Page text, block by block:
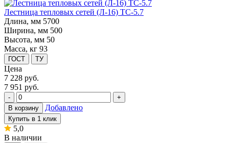
Лестница тепловых сетей (Л-16) ТС-5.7
Длина, мм 5700
Ширина, мм 500
Высота, мм 50
Масса, кг 93
ГОСТ ТУ
Цена
7 228 руб.
7 951 руб.
-
+
В корзину
Добавлено
Купить в 1 клик
5,0
В наличии